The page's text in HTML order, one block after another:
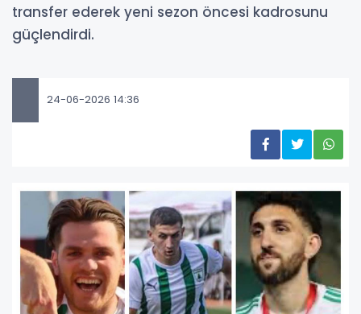
transfer ederek yeni sezon öncesi kadrosunu
güçlendirdi.
24-06-2026 14:36